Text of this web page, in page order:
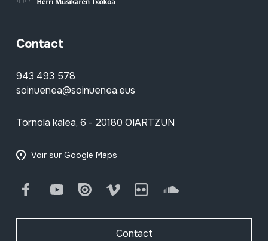
Contact
943 493 578
soinuenea@soinuenea.eus
Tornola kalea, 6 - 20180 OIARTZUN
Voir sur Google Maps
FacebookYoutube Issuu Vimeo Flickr SoundCloud
Contact